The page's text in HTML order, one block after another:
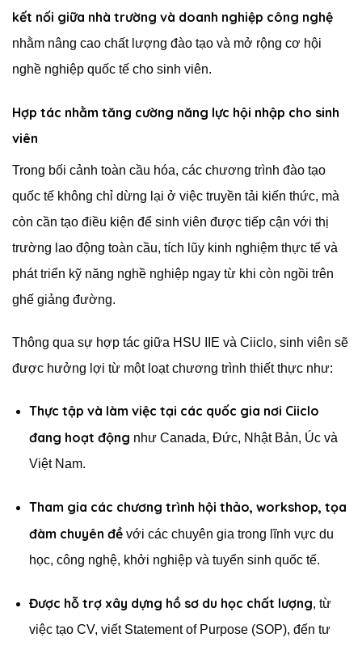
kết nối giữa nhà trường và doanh nghiệp công nghệ
nhằm nâng cao chất lượng đào tạo và mở rộng cơ hội
nghề nghiệp quốc tế cho sinh viên.
Hợp tác nhằm tăng cường năng lực hội nhập cho sinh
viên
Trong bối cảnh toàn cầu hóa, các chương trình đào tạo
quốc tế không chỉ dừng lại ở việc truyền tải kiến thức, mà
còn cần tạo điều kiện để sinh viên được tiếp cận với thị
trường lao động toàn cầu, tích lũy kinh nghiệm thực tế và
phát triển kỹ năng nghề nghiệp ngay từ khi còn ngồi trên
ghế giảng đường.
Thông qua sự hợp tác giữa HSU IIE và Ciiclo, sinh viên sẽ
được hưởng lợi từ một loạt chương trình thiết thực như:
Thực tập và làm việc tại các quốc gia nơi Ciiclo
đang hoạt động như Canada, Đức, Nhật Bản, Úc và
Việt Nam.
Tham gia các chương trình hội thảo, workshop, tọa
đàm chuyên đềvới các chuyên gia trong lĩnh vực du
học, công nghệ, khởi nghiệp và tuyển sinh quốc tế.
Được hỗ trợ xây dựng hồ sơ du học chất lượng, từ
việc tạo CV, viết Statement of Purpose (SOP), đến tư